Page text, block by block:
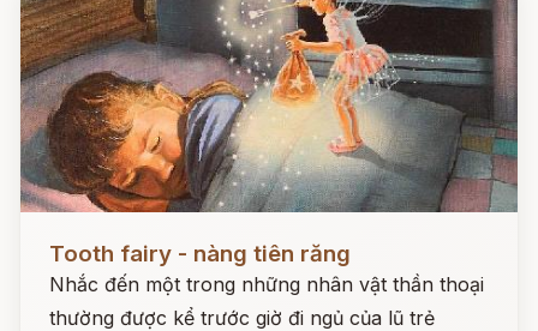
Tooth fairy - nàng tiên răng
Nhắc đến một trong những nhân vật thần thoại
thường được kể trước giờ đi ngủ của lũ trẻ